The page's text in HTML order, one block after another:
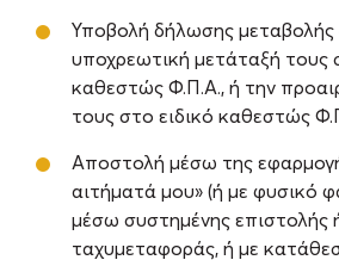
Υποβολή δήλωσης μεταβολής
υποχρεωτική μετάταξή τους
καθεστώς Φ.Π.Α., ή την
τους στο ειδικό καθεστώς
Αποστολή μέσω της
αιτήματά μου» (ή με φυσικό
μέσω συστημένης επιστολής
ταχυμεταφοράς, ή με